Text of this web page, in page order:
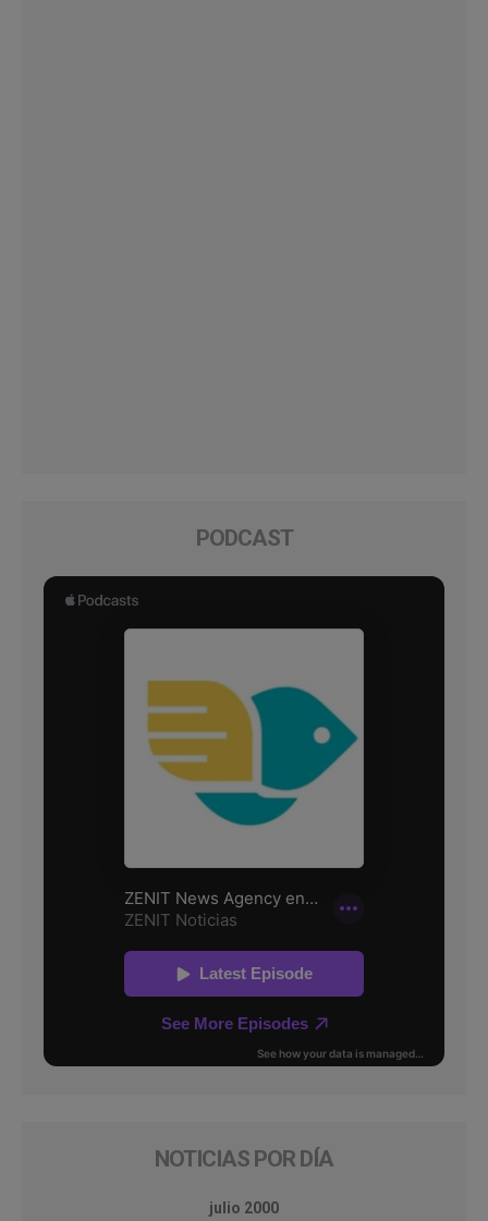
PODCAST
NOTICIAS POR DÍA
julio 2000